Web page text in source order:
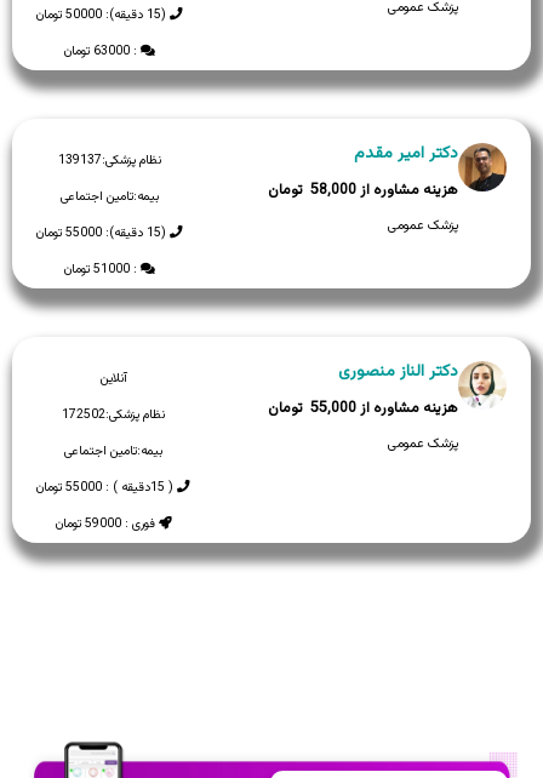
(15 دقیقه): 50000 تومان
: 63000 تومان
پزشک عمومی
نظام پزشکی:139137
بیمه:تامین اجتماعی
(15 دقیقه): 55000 تومان
: 51000 تومان
دکتر امیر مقدم
58,000
پزشک عمومی
آنلاین
نظام پزشکی:172502
بیمه:تامین اجتماعی
( 15دقیقه ) : 55000 تومان
فوری : 59000 تومان
دکتر الناز منصوری
55,000
پزشک عمومی